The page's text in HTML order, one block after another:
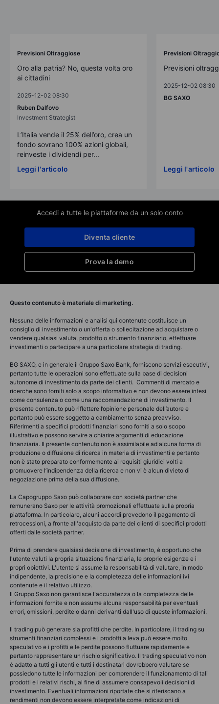
Previsioni Oltraggiose
Oro alla patria? No, questa volta oro
ai cittadini
2025-12-02 08:30
Ruben Dalfovo
Investment Strategist
L’Italia vende il 25% dell’oro, crea un
fondo sovrano 100% azioni globali,
reinveste i dividendi per...
Leggi l'articolo
Previsioni
Previsioni
2025-12-02 08:30
BG SAXO
Leggi l'articolo
Accedi a tutte le piattaforme da un solo conto
Prova la demo
Diventa cliente
Questo contenuto è materiale di marketing.
Nessuna delle informazioni e analisi qui contenute costituisce un
consiglio di investimento o un'offerta o sollecitazione ad acquistare o
vendere qualsiasi valuta, prodotto o strumento finanziario, effettuare
investimenti o partecipare a una particolare strategia di trading.
BG SAXO, e in generale il Gruppo Saxo Bank, forniscono servizi esecutivi,
pertanto tutte le operazioni sono effettuate sulla base di decisioni
autonome di investimento da parte dei clienti. Commenti di mercato e
ricerche sono forniti solo a scopo informativo e non devono essere intesi
come consulenza o come una raccomandazione di investimento. Il
presente contenuto può riflettere l’opinione personale dell’autore e
pertanto può essere soggetto a cambiamento senza preavviso.
Riferimenti a specifici prodotti finanziari sono forniti a solo scopo
illustrativo e possono servire a chiarire argomenti di educazione
finanziaria. Il presente contenuto non è assimilabile ad alcuna forma di
produzione o diffusione di ricerca in materia di investimenti e pertanto
non è stato preparato conformemente ai requisiti giuridici volti a
promuovere l’indipendenza della ricerca e non vi è alcun divieto di
negoziazione prima della sua diffusione.
La Capogruppo Saxo può collaborare con società partner che
remunerano Saxo per le attività promozionali effettuate sulla propria
piattaforma. In particolare, alcuni accordi prevedono il pagamento di
retrocessioni, a fronte all'acquisto da parte dei clienti di specifici prodotti
offerti dalle società partner.
Prima di prendere qualsiasi decisione di investimento, è opportuno che
l'utente valuti la propria situazione finanziaria, le proprie esigenze e i
propri obiettivi. L'utente si assume la responsabilità di valutare, in modo
indipendente, la precisione e la completezza delle informazioni ivi
contenute e il relativo utilizzo.
Il Gruppo Saxo non garantisce l'accuratezza o la completezza delle
informazioni fornite e non assume alcuna responsabilità per eventuali
errori, omissioni, perdite o danni derivanti dall'uso di queste informazioni.
Il trading può generare sia profitti che perdite. In particolare, il trading su
strumenti finanziari complessi e i prodotti a leva può essere molto
speculativo e i profitti e le perdite possono fluttuare rapidamente e
pertanto rappresentare un rischio significativo. Il trading speculativo non
è adatto a tutti gli utenti e tutti i destinatari dovrebbero valutare se
possiedono tutte le informazioni per comprendere il funzionamento di tali
prodotti e i relativi rischi, al fine di assumere consapevoli decisioni di
investimento. Eventuali informazioni riportate che si riferiscano a
rendimenti non devono essere interpretate come indicazioni di